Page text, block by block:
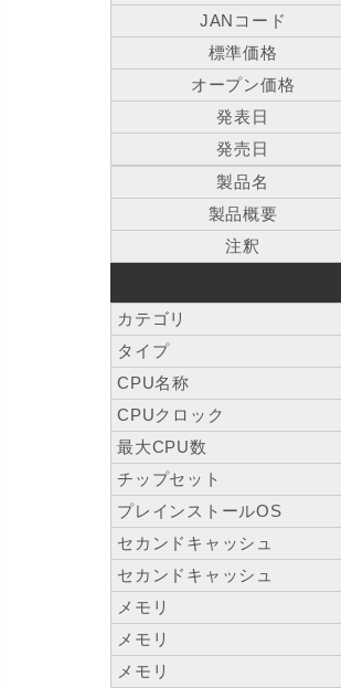
JANコード
標準価格
オープン価格
発表日
発売日
製品名
製品概要
注釈
カテゴリ
タイプ
CPU名称
CPUクロック
最大CPU数
チップセット
プレインストールOS
セカンドキャッシュ
セカンドキャッシュ
メモリ
メモリ
メモリ